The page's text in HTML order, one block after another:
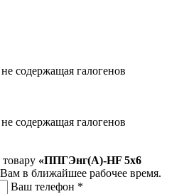
содержащая галогенов
содержащая галогенов
«ППГЭнг(А)-HF 5х6
в ближайшее рабочее время.
Ваш телефон *